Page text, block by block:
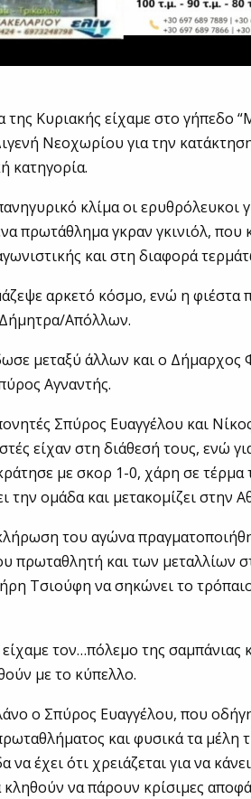
της Κυριακής είχαμε στο γήπεδο
Νεοχωρίου για την
κατηγορία.
κλίμα οι ερυθρόλευκοι
πρωτάθλημα γκραν γκινιόλ, που
και στη διαφορά
αρκετό κόσμο, ενώ η φιέστα
Απόλλων.
μεταξύ άλλων και ο Δήμαρχος
Αγναντής.
Σπύρος Ευαγγέλου και
είχαν στη διάθεσή τους, ενώ
με σκορ 1-0, χάρη σε
την ομάδα και μετακομίζει στην
του αγώνα
πρωταθλητή και των μεταλλίων
Τσιούφη να σηκώνει το
τον…πόλεμο της σαμπάνιας
με το κύπελλο.
ο Σπύρος Ευαγγέλου, που
και φυσικά τα μέλη
να έχει ότι χρειάζεται για να
να πάρουν κρίσιμες